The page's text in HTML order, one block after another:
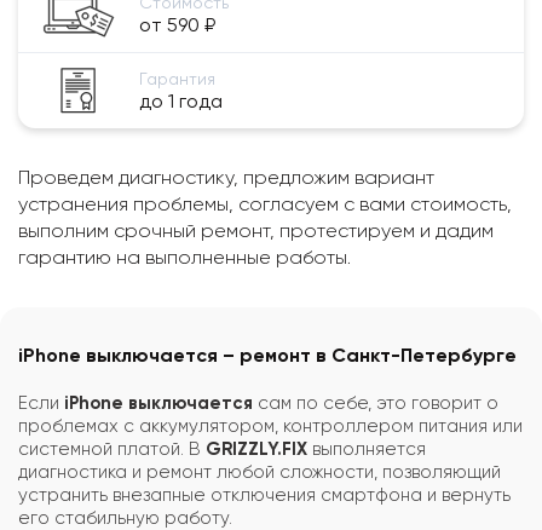
от 590 ₽
Гарантия
до 1 года
Проведем диагностику, предложим вариант
устранения проблемы, согласуем с вами стоимость,
выполним срочный ремонт, протестируем и дадим
гарантию на выполненные работы.
iPhone выключается – ремонт в Санкт-Петербурге
Если iPhone выключается сам по себе, это говорит о
проблемах с аккумулятором, контроллером питания или
системной платой. В GRIZZLY.FIX выполняется
диагностика и ремонт любой сложности, позволяющий
устранить внезапные отключения смартфона и вернуть
его стабильную работу.